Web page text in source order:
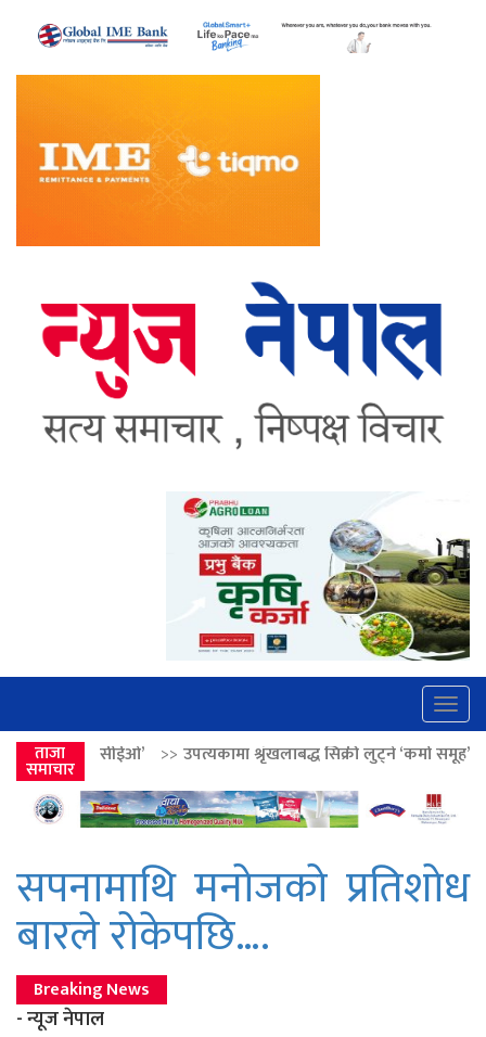
ताजा
समाचार
उपत्यकामा श्रृंखलाबद्ध सिक्री लुट्ने ‘कर्मा समूह’का नाइकेसहित पाँच पक्राउ
सपनामाथि मनोजको प्रतिशोध
बारले रोकेपछि….
Breaking News
- न्यूज नेपाल